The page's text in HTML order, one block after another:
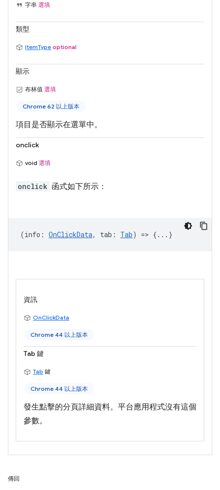
字串 選填
類型
ItemType optional
顯示
布林值 選填
Chrome 62 以上版本
項目是否顯示在選單中。
onclick
void 選填
onclick 函式如下所示：
(info : OnClickData, tab : Tab) => {...}
資訊
OnClickData
Chrome 44 以上版本
Tab 鍵
Tab 鍵
Chrome 44 以上版本
發生點擊的分頁詳細資料。平台應用程式沒有這個
參數。
傳回